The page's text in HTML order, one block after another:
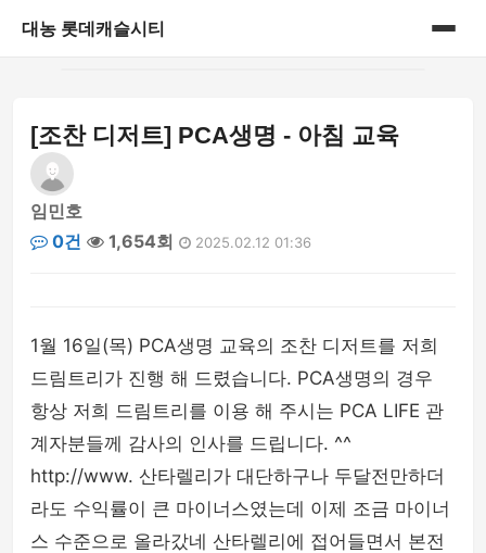
대농 롯데캐슬시티
게시판
[조찬 디저트] PCA생명 - 아침 교육
임민호
0건
1,654회 2025.02.12 01:36
1월 16일(목) PCA생명 교육의 조찬 디저트를 저희
드림트리가 진행 해 드렸습니다. PCA생명의 경우
항상 저희 드림트리를 이용 해 주시는 PCA LIFE 관
계자분들께 감사의 인사를 드립니다. ^^
http://www. 산타렐리가 대단하구나 두달전만하더
라도 수익률이 큰 마이너스였는데 이제 조금 마이너
스 수준으로 올라갔네 산타렐리에 접어들면서 본전